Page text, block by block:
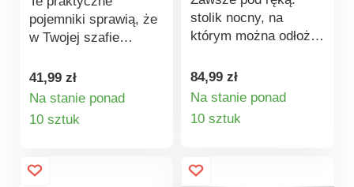
pojemniki sprawią, że
w Twojej szafie
Idealnie nadają się do
przechowywania
pościeli, obrusów,
odzieży zimowej itd.
41,99 zł
Na stanie ponad
10 sztuk
stolik nocny, na
którym można odłożyć
napój, budzik itp. Z
uniwersalnym
miejscem na kabel
ładowarki telefonu
Wystarczy zawiesić
na ramie łóżka.
84,99 zł
Na stanie ponad
10 sztuk